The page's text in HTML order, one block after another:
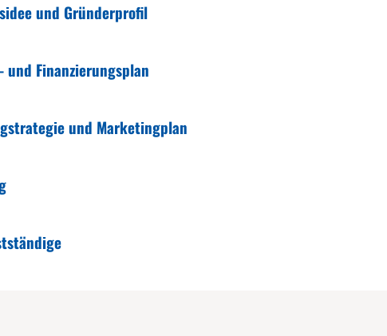
und Gründerprofil
und Finanzierungsplan
und Marketingplan